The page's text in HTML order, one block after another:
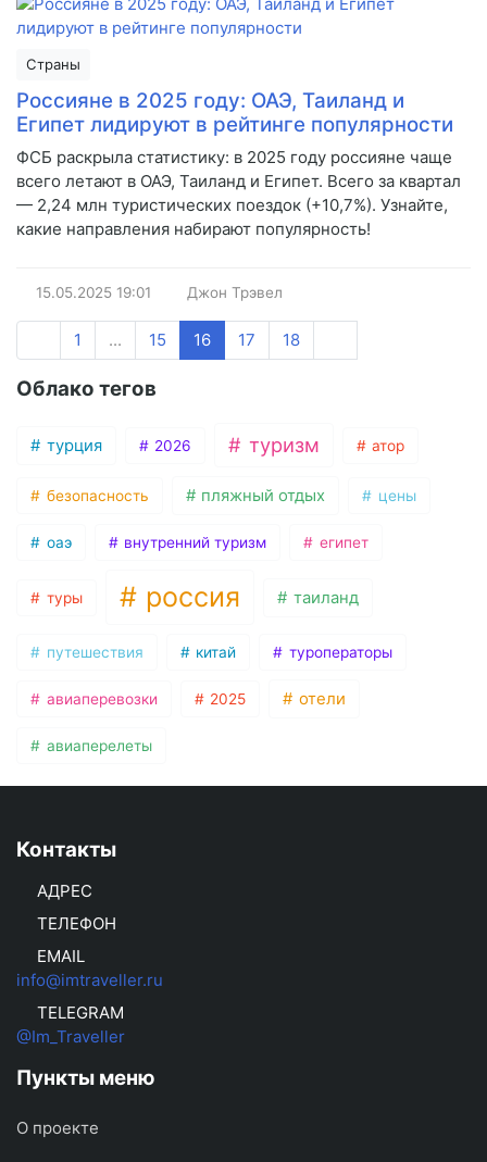
Страны
Россияне в 2025 году: ОАЭ, Таиланд и
Египет лидируют в рейтинге популярности
ФСБ раскрыла статистику: в 2025 году россияне чаще
всего летают в ОАЭ, Таиланд и Египет. Всего за квартал
— 2,24 млн туристических поездок (+10,7%). Узнайте,
какие направления набирают популярность!
15.05.2025 19:01 Джон Трэвел
1 ... 15 16 17 18
Облако тегов
турция 2026 туризм атор
безопасность пляжный отдых цены
оаэ внутренний туризм египет
туры россия таиланд
путешествия китай туроператоры
авиаперевозки 2025 отели
авиаперелеты
Контакты
АДРЕС
ТЕЛЕФОН
EMAIL
info@imtraveller.ru
TELEGRAM
@Im_Traveller
Пункты меню
О проекте